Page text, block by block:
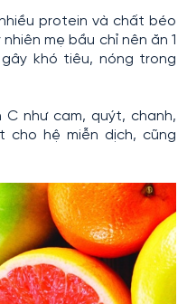
protein và chất béo
mẹ bầu chỉ nên ăn 1
khó tiêu, nóng trong
như cam, quýt, chanh,
cho hệ miễn dịch, cũng